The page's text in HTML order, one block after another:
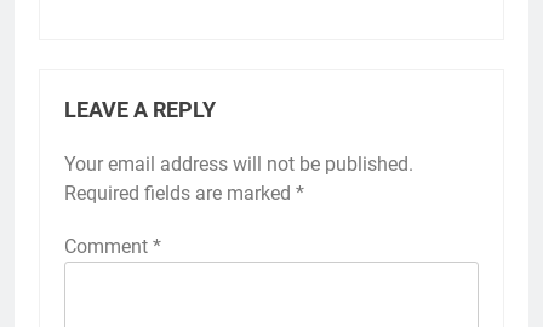
LEAVE A REPLY
Your email address will not be published.
Required fields are marked *
Comment *